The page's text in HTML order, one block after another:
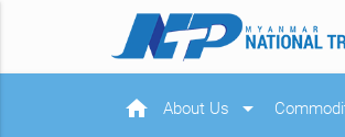
home About Us arrow_drop_down